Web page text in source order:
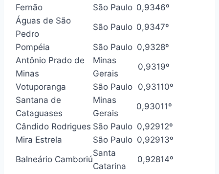
Fernão São Paulo 0,9346º
Águas de São
Pedro
São Paulo 0,9347º
Pompéia São Paulo 0,9328º
Antônio Prado de
Minas
Minas
Gerais
0,9319º
Votuporanga São Paulo 0,93110º
Santana de
Cataguases
Minas
Gerais
0,93011º
Cândido Rodrigues São Paulo 0,92912º
Mira Estrela
São Paulo 0,92913º
Balneário Camboriú
Santa
Catarina
0,92814º